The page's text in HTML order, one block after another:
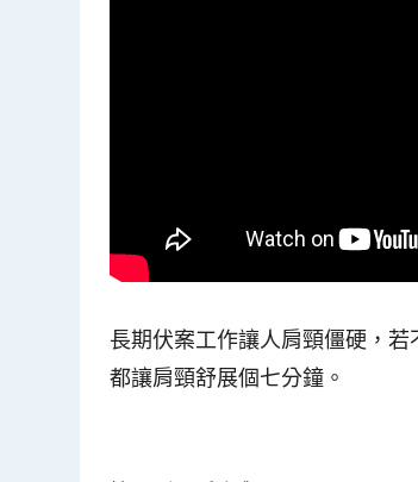
長期伏案工作讓人肩頸僵硬，
都讓肩頸舒展個七分鐘。